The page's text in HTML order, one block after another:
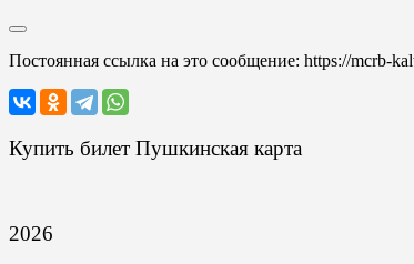
Постоянная ссылка на это сообщение: https://mcrb-
Купить билет Пушкинская карта
2026